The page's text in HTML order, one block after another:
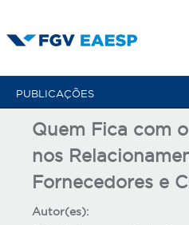
para
PUBLICAÇÕES
Quem Fica com
nos
Fornecedores e
Autor(es):